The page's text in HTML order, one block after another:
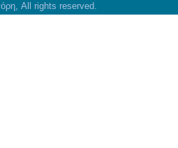
All rights reserved.